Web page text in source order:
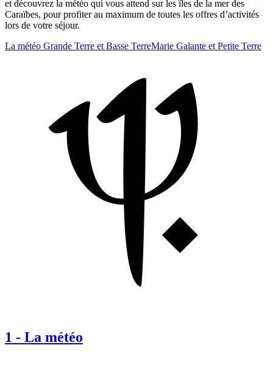
et découvrez la météo qui vous attend sur les îles de la mer des
Caraïbes, pour profiter au maximum de toutes les offres d’activités
lors de votre séjour.
La météo Grande Terre et Basse TerreMarie Galante et Petite Terre
1 - La météo